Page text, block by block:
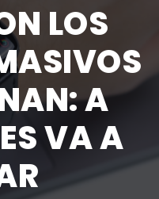
LOS
A
VA A